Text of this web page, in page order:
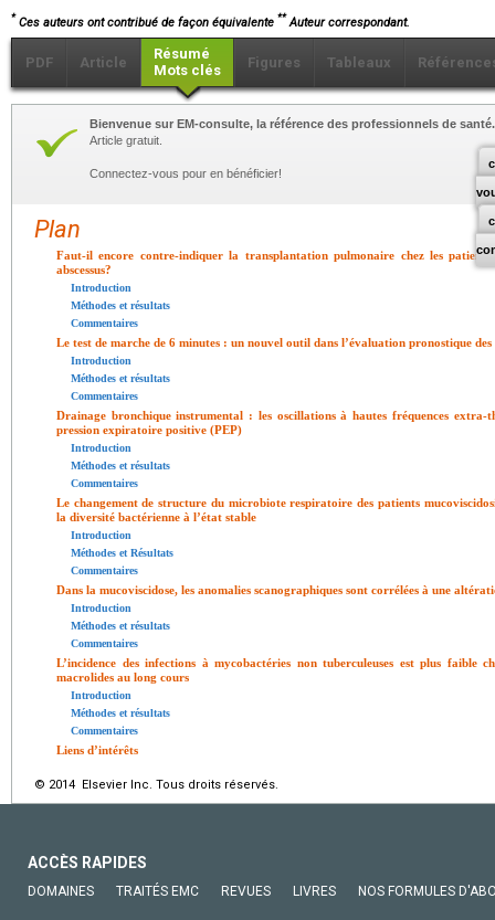
* Ces auteurs ont contribué de façon équivalente ** Auteur correspondant.
PDF Article
Résumé
Mots clés
Figures Tableaux
Bienvenue sur EM-consulte, la référence des professionnels de santé.
Article gratuit.
Connectez-vous pour en bénéficier!
Plan
Faut-il encore contre-indiquer la transplantation pulmonaire chez les patients
abscessus?
Introduction
Méthodes et résultats
Commentaires
Le test de marche de 6 minutes : un nouvel outil dans l’évaluation pronostique
Introduction
Méthodes et résultats
Commentaires
Drainage bronchique instrumental : les oscillations à hautes fréquences
pression expiratoire positive (PEP)
Introduction
Méthodes et résultats
Commentaires
Le changement de structure du microbiote respiratoire des patients
la diversité bactérienne à l’état stable
Introduction
Méthodes et Résultats
Commentaires
Dans la mucoviscidose, les anomalies scanographiques sont corrélées à une
Introduction
Méthodes et résultats
Commentaires
L’incidence des infections à mycobactéries non tuberculeuses est plus faible
macrolides au long cours
Introduction
Méthodes et résultats
Commentaires
Liens d’intérêts
© 2014 Elsevier Inc. Tous droits réservés.
ACCÈS RAPIDES
DOMAINES TRAITÉS EMC REVUES LIVRES NOS FORMULES